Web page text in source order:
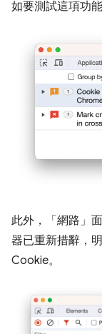
如要測試這項功
此外，「網路」
器已重新措辭，
Cookie。